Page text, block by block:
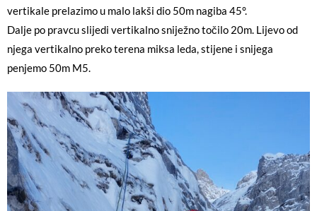
vertikale prelazimo u malo lakši dio 50m nagiba 45°.
Dalje po pravcu slijedi vertikalno sniježno točilo 20m. Lijevo od
njega vertikalno preko terena miksa leda, stijene i snijega
penjemo 50m M5.